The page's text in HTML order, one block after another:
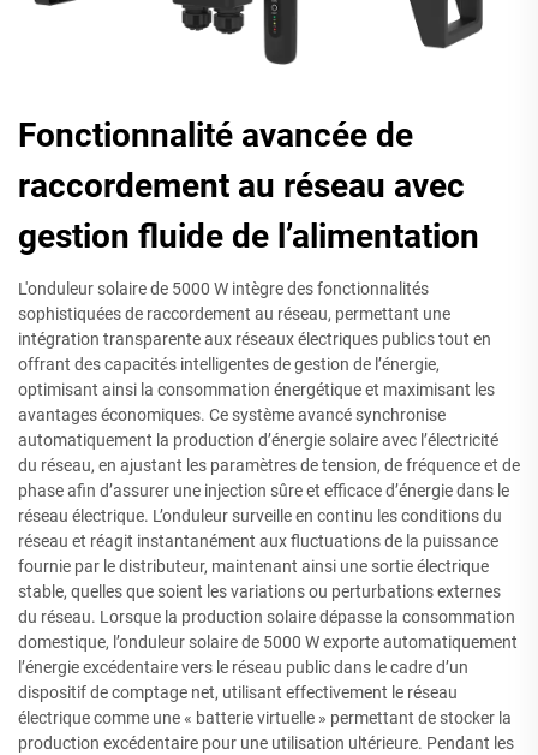
Fonctionnalité avancée de
raccordement au réseau avec
gestion fluide de l’alimentation
L'onduleur solaire de 5000 W intègre des fonctionnalités
sophistiquées de raccordement au réseau, permettant une
intégration transparente aux réseaux électriques publics tout en
offrant des capacités intelligentes de gestion de l’énergie,
optimisant ainsi la consommation énergétique et maximisant les
avantages économiques. Ce système avancé synchronise
automatiquement la production d’énergie solaire avec l’électricité
du réseau, en ajustant les paramètres de tension, de fréquence et de
phase afin d’assurer une injection sûre et efficace d’énergie dans le
réseau électrique. L’onduleur surveille en continu les conditions du
réseau et réagit instantanément aux fluctuations de la puissance
fournie par le distributeur, maintenant ainsi une sortie électrique
stable, quelles que soient les variations ou perturbations externes
du réseau. Lorsque la production solaire dépasse la consommation
domestique, l’onduleur solaire de 5000 W exporte automatiquement
l’énergie excédentaire vers le réseau public dans le cadre d’un
dispositif de comptage net, utilisant effectivement le réseau
électrique comme une « batterie virtuelle » permettant de stocker la
production excédentaire pour une utilisation ultérieure. Pendant les